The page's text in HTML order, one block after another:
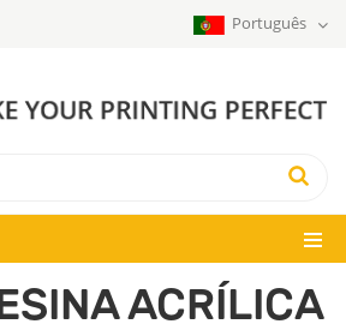
Português
ACRÍLICA